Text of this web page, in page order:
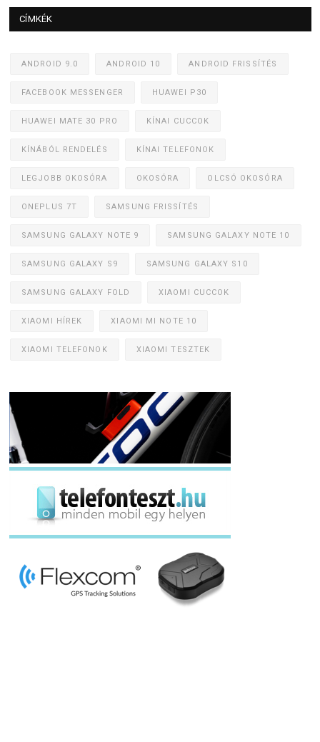
CÍMKÉK
ANDROID 9.0 ANDROID 10 ANDROID FRISSÍTÉS
FACEBOOK MESSENGER HUAWEI P30
HUAWEI MATE 30 PRO KÍNAI CUCCOK
KÍNÁBÓL RENDELÉS KÍNAI TELEFONOK
LEGJOBB OKOSÓRA OKOSÓRA OLCSÓ OKOSÓRA
ONEPLUS 7T SAMSUNG FRISSÍTÉS
SAMSUNG GALAXY NOTE 9 SAMSUNG GALAXY NOTE 10
SAMSUNG GALAXY S9 SAMSUNG GALAXY S10
SAMSUNG GALAXY FOLD XIAOMI CUCCOK
XIAOMI HÍREK XIAOMI MI NOTE 10
XIAOMI TELEFONOK XIAOMI TESZTEK